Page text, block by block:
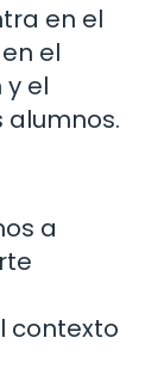
en el
el
el
a
contexto